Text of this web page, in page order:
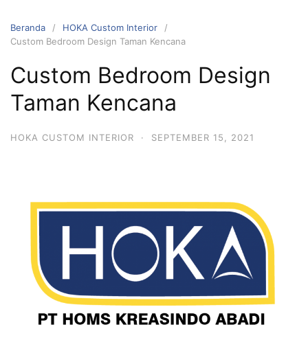
Beranda
HOKA Custom Interior
Custom Bedroom Design Taman Kencana
Custom Bedroom Design
Taman Kencana
HOKA CUSTOM INTERIOR · SEPTEMBER 15, 2021